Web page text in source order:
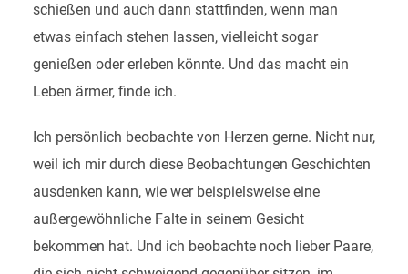
schießen und auch dann stattfinden, wenn man
etwas einfach stehen lassen, vielleicht sogar
genießen oder erleben könnte. Und das macht ein
Leben ärmer, finde ich.
Ich persönlich beobachte von Herzen gerne. Nicht nur,
weil ich mir durch diese Beobachtungen Geschichten
ausdenken kann, wie wer beispielsweise eine
außergewöhnliche Falte in seinem Gesicht
bekommen hat. Und ich beobachte noch lieber Paare,